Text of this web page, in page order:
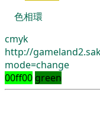
色相環
cmyk
http://
mode=change
00ff00 green